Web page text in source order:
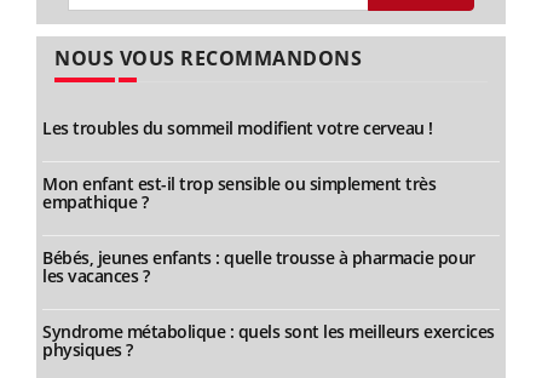
NOUS VOUS RECOMMANDONS
Les troubles du sommeil modifient votre cerveau !
Mon enfant est-il trop sensible ou simplement très
empathique ?
Bébés, jeunes enfants : quelle trousse à pharmacie pour
les vacances ?
Syndrome métabolique : quels sont les meilleurs exercices
physiques ?